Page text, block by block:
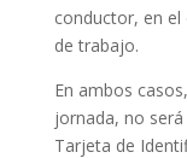
conductor, en
de trabajo.
En ambos
jornada, no
Tarjeta de